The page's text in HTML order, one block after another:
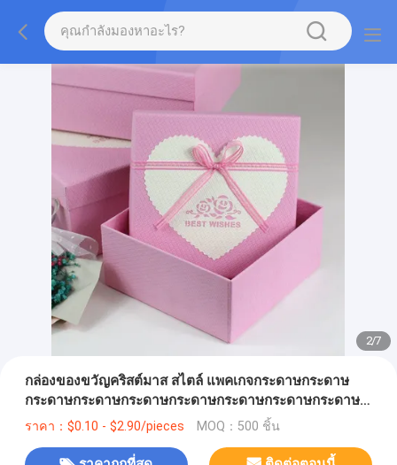
2/7
กล่องของขวัญคริสต์มาส สไตล์ แพคเกจกระดาษกระดาษ
กระดาษกระดาษกระดาษกระดาษกระดาษกระดาษกระดาษ
กระดาษ
ราคา：$0.10 - $2.90/pieces MOQ：500 ชิ้น